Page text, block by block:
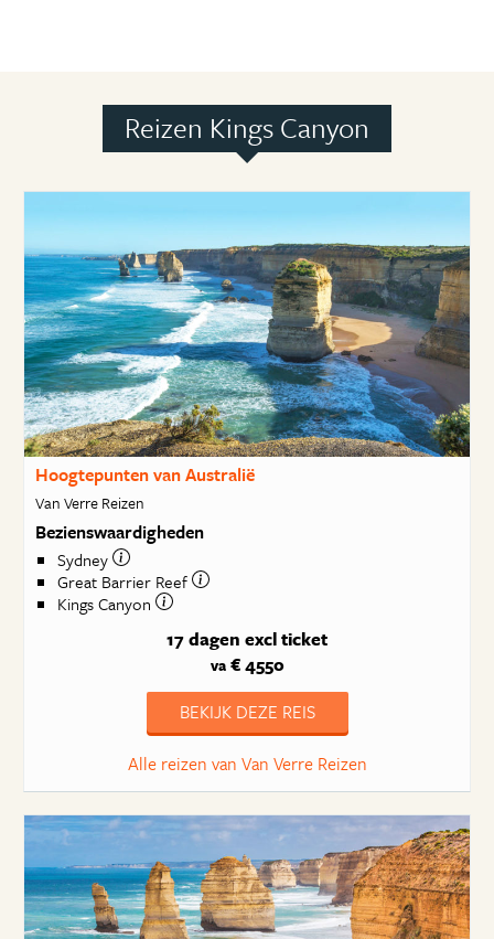
Reizen Kings Canyon
Hoogtepunten van Australië
Van Verre Reizen
Bezienswaardigheden
Sydney
Great Barrier Reef
Kings Canyon
17 dagen excl ticket
va€ 4550
BEKIJK DEZE REIS
Alle reizen van Van Verre Reizen